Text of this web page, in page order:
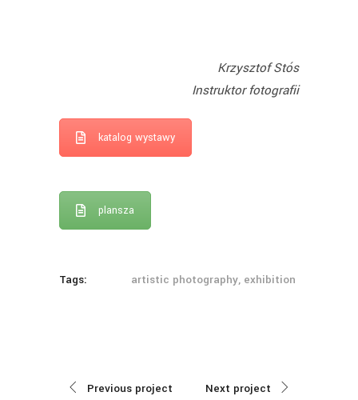
Krzysztof Stós
Instruktor fotografii
katalog wystawy
plansza
Tags: artistic photography, exhibition
Previous project Next project